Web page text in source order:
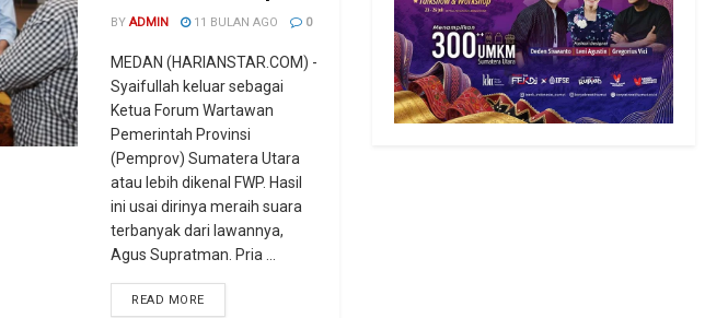
BY ADMIN 11 BULAN AGO 0
MEDAN (HARIANSTAR.COM) -
Syaifullah keluar sebagai
Ketua Forum Wartawan
Pemerintah Provinsi
(Pemprov) Sumatera Utara
atau lebih dikenal FWP. Hasil
ini usai dirinya meraih suara
terbanyak dari lawannya,
Agus Supratman. Pria ...
READ MORE